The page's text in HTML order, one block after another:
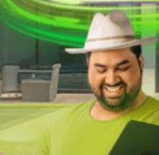
Entretenimiento